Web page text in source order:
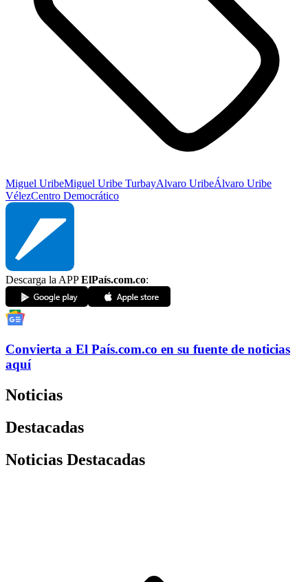
Miguel UribeMiguel Uribe TurbayAlvaro UribeÁlvaro Uribe
VélezCentro Democrático
Descarga la APPElPaís.com.co:
Convierta a El País.com.co en su fuente de noticias
aquí
Noticias
Destacadas
Noticias Destacadas